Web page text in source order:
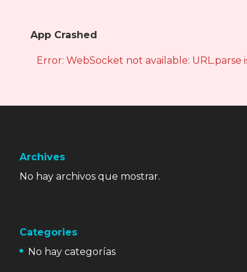
App Crashed
Error: WebSocket not available: URL.parse
Archives
No hay archivos que mostrar.
Categories
No hay categorías